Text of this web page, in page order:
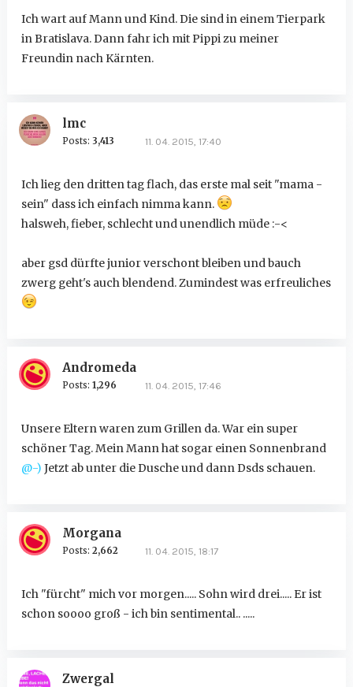
Ich wart auf Mann und Kind. Die sind in einem Tierpark
in Bratislava. Dann fahr ich mit Pippi zu meiner
Freundin nach Kärnten.
lmc
Posts: 3,413 11. 04. 2015, 17:40
Ich lieg den dritten tag flach, das erste mal seit "mama -
sein" dass ich einfach nimma kann.
halsweh, fieber, schlecht und unendlich müde :-<
aber gsd dürfte junior verschont bleiben und bauch
zwerg geht's auch blendend. Zumindest was erfreuliches
Andromeda
Posts: 1,296 11. 04. 2015, 17:46
Unsere Eltern waren zum Grillen da. War ein super
schöner Tag. Mein Mann hat sogar einen Sonnenbrand
@-) Jetzt ab unter die Dusche und dann Dsds schauen.
Morgana
Posts: 2,662 11. 04. 2015, 18:17
Ich "fürcht" mich vor morgen..... Sohn wird drei..... Er ist
schon soooo groß - ich bin sentimental.. .....
Zwergal